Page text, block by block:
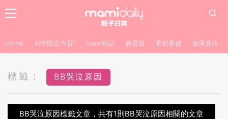
Home APP限定內容! mami熱話 教育路 產前產後 健康資訊
標籤： BB哭泣原因
BB哭泣原因標籤文章，共有1則BB哭泣原因相關的文章